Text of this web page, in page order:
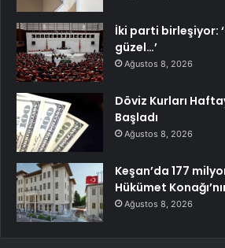
İki parti birleşiyor:
güzel…’
Ağustos 8, 2026
Döviz Kurları
Başladı
Ağustos 8, 2026
Keşan’da 177
Hükümet
Ağustos 8, 2026